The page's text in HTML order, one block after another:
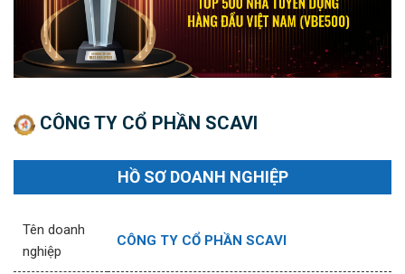
CÔNG TY CỔ PHẦN SCAVI
HỒ SƠ DOANH NGHIỆP
Tên doanh
nghiệp
CÔNG TY CỔ PHẦN SCAVI